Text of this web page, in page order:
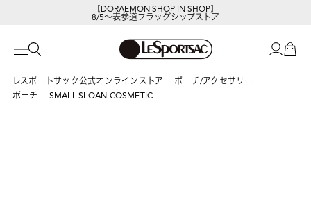
【DORAEMON SHOP IN SHOP】
8/5～表参道フラッグシップストア
レスポートサック公式オンラインストア
ポーチ/アクセサリー
ポーチ
SMALL SLOAN COSMETIC